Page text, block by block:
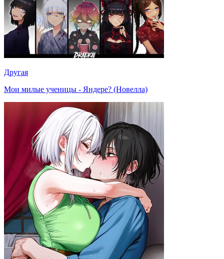
Другая
Мои милые ученицы - Яндере? (Новелла)